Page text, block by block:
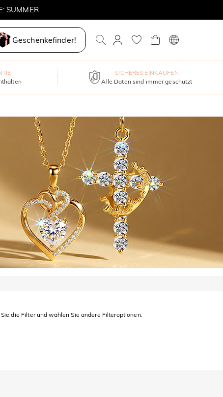
SUMMER
Geschenkefinder!
SICHERES EINKAUFEN
Alle Daten sind immer geschützt
die Filter und wählen Sie andere Filteroptionen.